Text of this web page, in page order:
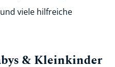
viele hilfreiche
& Kleinkinder